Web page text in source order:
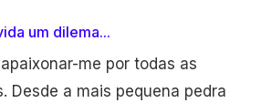
um dilema...
me por todas as
Desde a mais pequena pedra